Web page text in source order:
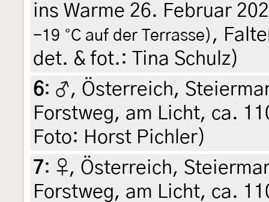
ins Warme 26. Februar
-19 °C auf der Terrasse) ,
det. & fot.: Tina Schulz)
6: ♂, Österreich,
Forstweg, am Licht, ca.
Foto: Horst Pichler)
7: ♀, Österreich,
Forstweg, am Licht, ca.